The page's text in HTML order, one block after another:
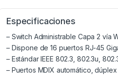
Especificaciones
– Switch Administrable Capa 2 vía
– Dispone de 16 puertos RJ-45
– Estándar IEEE 802.3, 802.3u,
– Puertos MDIX automático,